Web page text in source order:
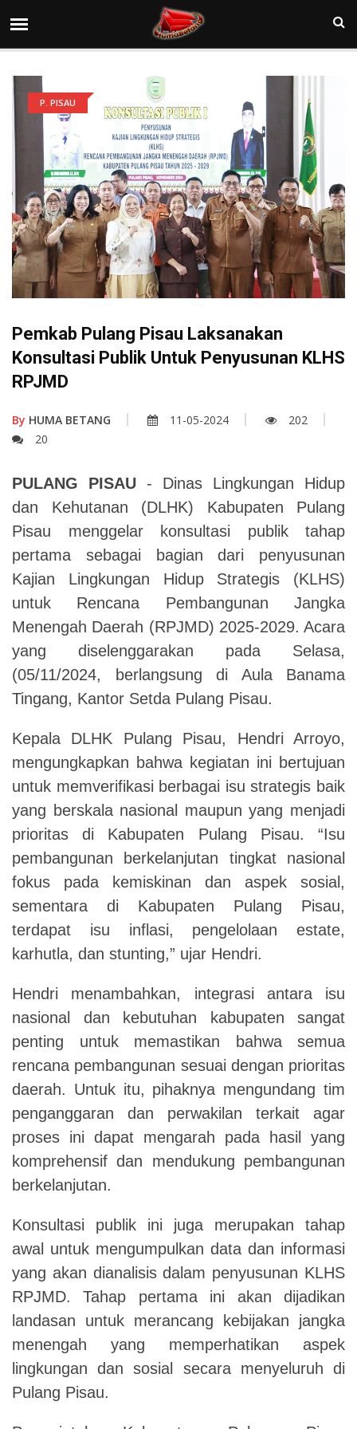
P. PISAU
Pemkab Pulang Pisau Laksanakan
Konsultasi Publik Untuk Penyusunan KLHS
RPJMD
By HUMA BETANG 11-05-2024
202
20
PULANG PISAU - Dinas Lingkungan Hidup
dan Kehutanan (DLHK) Kabupaten Pulang
Pisau menggelar konsultasi publik tahap
pertama sebagai bagian dari penyusunan
Kajian Lingkungan Hidup Strategis (KLHS)
untuk Rencana Pembangunan Jangka
Menengah Daerah (RPJMD) 2025-2029. Acara
yang diselenggarakan pada Selasa,
(05/11/2024, berlangsung di Aula Banama
Tingang, Kantor Setda Pulang Pisau.
Kepala DLHK Pulang Pisau, Hendri Arroyo,
mengungkapkan bahwa kegiatan ini bertujuan
untuk memverifikasi berbagai isu strategis baik
yang berskala nasional maupun yang menjadi
prioritas di Kabupaten Pulang Pisau. “Isu
pembangunan berkelanjutan tingkat nasional
fokus pada kemiskinan dan aspek sosial,
sementara di Kabupaten Pulang Pisau,
terdapat isu inflasi, pengelolaan estate,
karhutla, dan stunting,” ujar Hendri.
Hendri menambahkan, integrasi antara isu
nasional dan kebutuhan kabupaten sangat
penting untuk memastikan bahwa semua
rencana pembangunan sesuai dengan prioritas
daerah. Untuk itu, pihaknya mengundang tim
penganggaran dan perwakilan terkait agar
proses ini dapat mengarah pada hasil yang
komprehensif dan mendukung pembangunan
berkelanjutan.
Konsultasi publik ini juga merupakan tahap
awal untuk mengumpulkan data dan informasi
yang akan dianalisis dalam penyusunan KLHS
RPJMD. Tahap pertama ini akan dijadikan
landasan untuk merancang kebijakan jangka
menengah yang memperhatikan aspek
lingkungan dan sosial secara menyeluruh di
Pulang Pisau.